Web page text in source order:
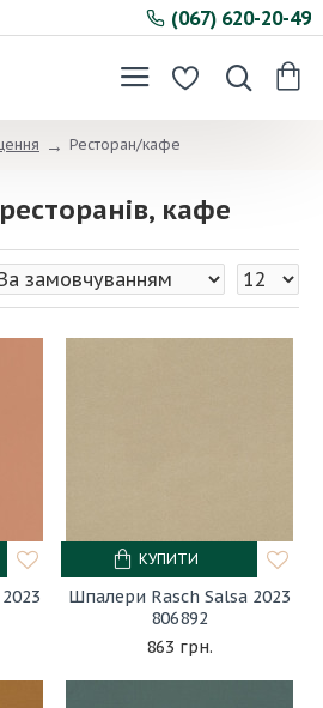
(067) 620-20-49
Ресторан/кафе
кафе
Шпалери Rasch Salsa 2023
806892
863 грн.
КУПИТИ